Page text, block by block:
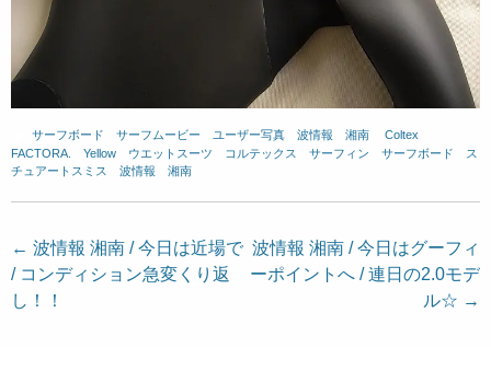
サーフボード サーフムービー ユーザー写真 波情報 湘南 Coltex
FACTORA.
Yellow ウエットスーツ コルテックス サーフィン サーフボード
ス
チュアートスミス
波情報 湘南
投
稿
ナ
← 波情報 湘南 / 今日は近場で
/ コンディション急変くり返
し！！
波情報 湘南 / 今日はグーフィ
ーポイントへ / 連日の2.0モデ
ル☆ →